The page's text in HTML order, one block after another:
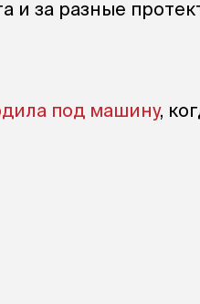
и за разные
под машину,